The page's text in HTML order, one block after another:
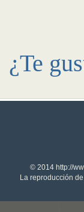
¿Te
© 2014 http://
La reproducción